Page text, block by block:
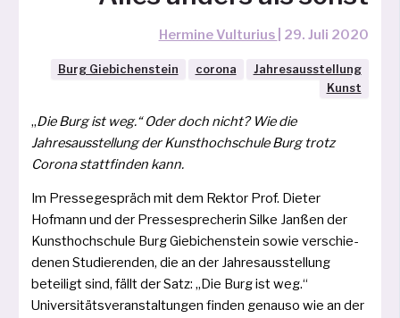
Hermine Vulturius 29. Juli 2020
Burg Giebichenstein corona
Jahresausstellung
Kunst
„Die Burg ist weg.“ Oder doch nicht? Wie die
Jahresausstellung der Kunsthochschule Burg trotz
Corona statt­fin­den kann.
Im Pressegespräch mit dem Rektor Prof. Dieter
Hofmann und der Pressesprecherin Silke Janßen der
Kunsthochschule Burg Giebichenstein sowie ver­schie­
de­nen Studierenden, die an der Jahresausstellung
betei­ligt sind, fällt der Satz: „Die Burg ist weg.“
Universitätsveranstaltungen fin­den genau­so wie an der